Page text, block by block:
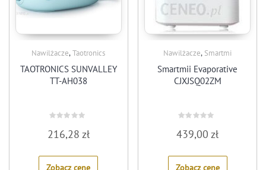
Nawilżacze,Taotronics
TAOTRONICS SUNVALLEY
TT-AH038
0
5
216,28 zł
Zobacz cenę
Nawilżacze, Smartmi
Smartmii Evaporative
CJXJSQ02ZM
0
5
439,00zł
Zobacz cenę